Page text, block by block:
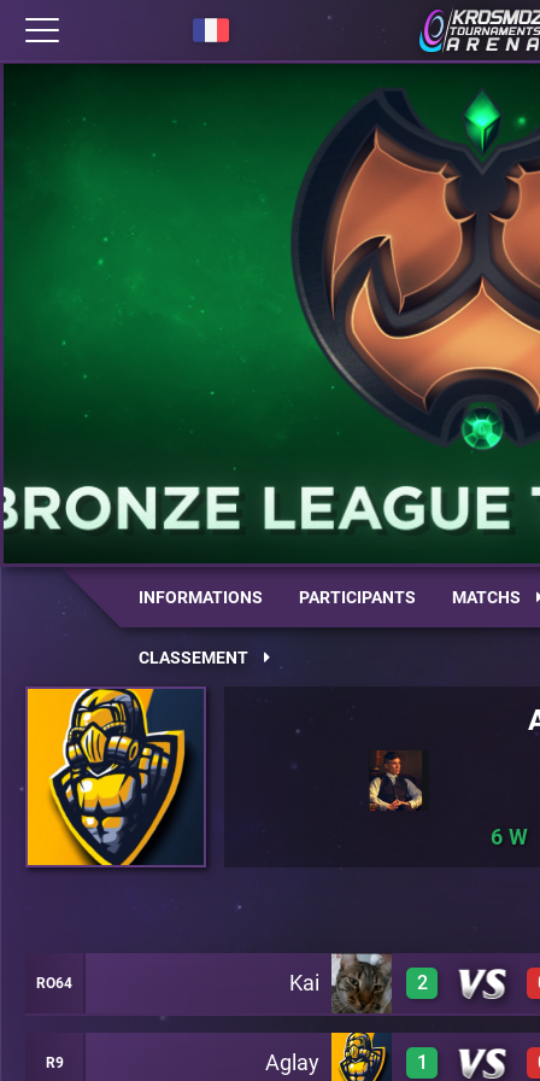
INFORMATIONS PARTICIPANTS MATCHS
CLASSEMENT
6
RO64 Kai 2
3 A22
R9 Aglay 1